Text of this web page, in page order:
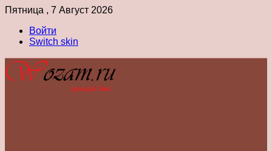
Пятница , 7 Август 2026
Войти
Switch skin